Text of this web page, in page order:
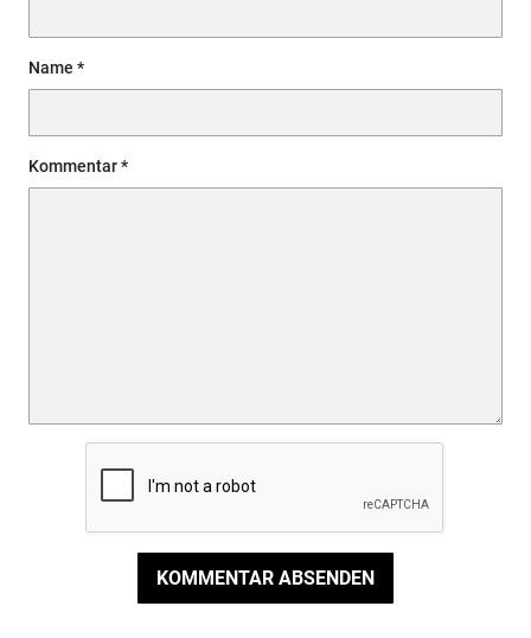
Name
Kommentar
KOMMENTAR ABSENDEN